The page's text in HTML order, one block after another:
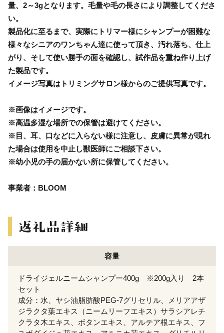
量、2～3gとなります。毛量や毛の長さにより調整してくださ
い。
製品化に至るまで、実際にトリマー様にシャンプーが困難な
様々なシニアのワンちゃん達に使って頂き、汚れ落ち、仕上
がり、そして使い勝手の面を確認し、試作品を重ね作り上げ
た製品です。
イメージ写真はトリミングサロン様からのご提供写真です。
※画像はイメージです。
※高温多湿な場所での保管は避けてください。
※目、耳、口などに入らない様に注意し、皮膚に異常が現れ
た場合は使用を中止し獣医師にご相談下さい。
※幼小児の手の届かない所に保管してください。
事業者：BLOOM
容量
ドライジェルニームシャンプー400g ※200g入り 2本
セット
成分：水、ヤシ油脂肪酸PEG-7グリセリル、メリアアザ
ジラクタ葉エキス（ニームリーフエキス）サラシアレチ
クラタ木エキス、ボタンエキス、アルテア根エキス、フ